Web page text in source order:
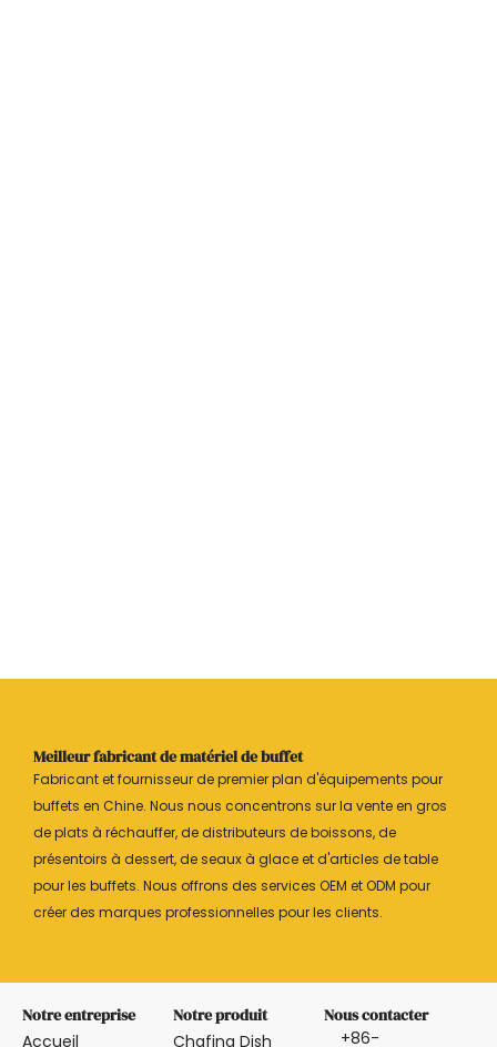
Meilleur fabricant de matériel de buffet
Fabricant et fournisseur de premier plan d'équipements pour
buffets en Chine. Nous nous concentrons sur la vente en gros
de plats à réchauffer, de distributeurs de boissons, de
présentoirs à dessert, de seaux à glace et d'articles de table
pour les buffets. Nous offrons des services OEM et ODM pour
créer des marques professionnelles pour les clients.
Notre entreprise
Accueil
Notre produit
Chafing Dish
Nous contacter
+86-